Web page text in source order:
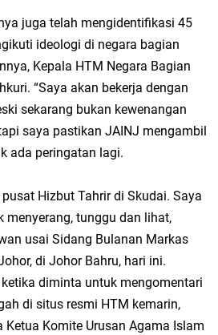
juga telah mengidentifikasi 45
ideologi di negara bagian
Kepala HTM Negara Bagian
“Saya akan bekerja dengan
sekarang bukan kewenangan
saya pastikan JAINJ mengambil
ada peringatan lagi.
Hizbut Tahrir di Skudai. Saya
menyerang, tunggu dan lihat,
usai Sidang Bulanan Markas
di Johor Bahru, hari ini.
diminta untuk mengomentari
di situs resmi HTM kemarin,
Komite Urusan Agama Islam